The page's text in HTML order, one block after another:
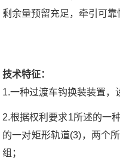
剩余量预留充足，牵引可
技术特征：
1.一种过渡车钩换装装置，
2.根据权利要求1所述的一
的一对矩形轨道(3)，两个
组；